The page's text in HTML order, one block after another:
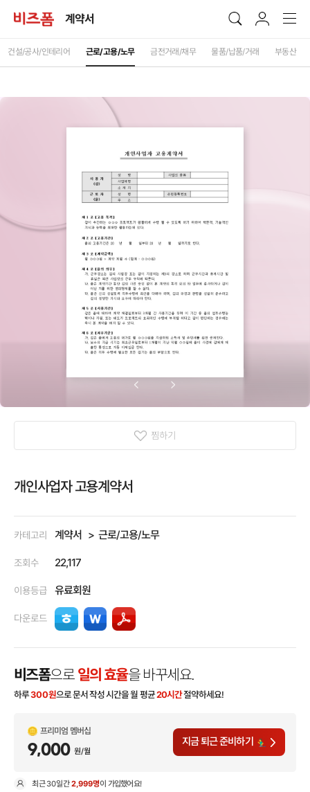
계약서
건설/공사/인테리어 근로/고용/노무 금전거래/채무 물품/납품/거래 부동산
찜하기
개인사업자 고용계약서
카테고리 계약서 근로/고용/노무
조회수 22,117
이용등급 유료회원
다운로드
비즈폼으로 일의 효율을 바꾸세요.
하루300원으로 문서 작성 시간을 월 평균20시간절약하세요!
프리미엄 멤버십
9,000 원/월
지금 퇴근 준비하기
최근30일간2,999명이 가입했어요!